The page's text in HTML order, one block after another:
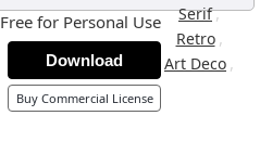
Serif,
Retro ,
Art Deco ,
Free for Personal Use
Download
Buy Commercial License